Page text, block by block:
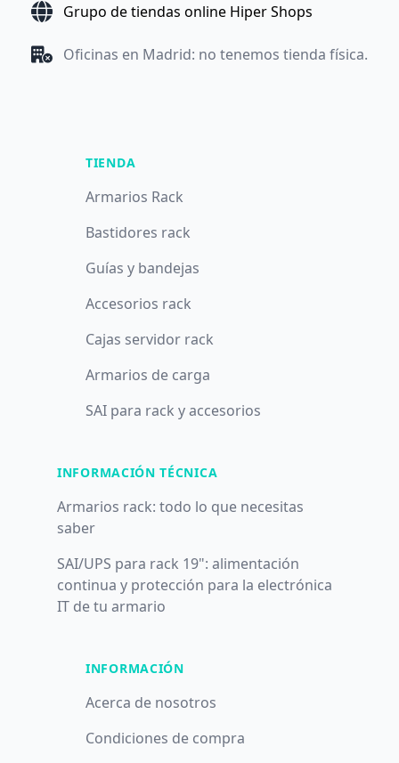
Grupo de tiendas online Hiper Shops
Oficinas en Madrid: no tenemos tienda física.
TIENDA
Armarios Rack
Bastidores rack
Guías y bandejas
Accesorios rack
Cajas servidor rack
Armarios de carga
SAI para rack y accesorios
INFORMACIÓN TÉCNICA
Armarios rack: todo lo que necesitas
saber
SAI/UPS para rack 19": alimentación
continua y protección para la electrónica
IT de tu armario
INFORMACIÓN
Acerca de nosotros
Condiciones de compra